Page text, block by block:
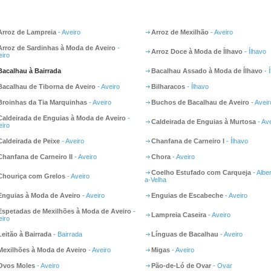
de Lampreia - Aveiro Arroz de Mexilhão - Aveiro
de Sardinhas à Moda de Aveiro -
Arroz Doce à Moda de Ílhavo - Ílhavo
à Bairrada Bacalhau Assado à Moda de Ílhavo -
de Tiborna de Aveiro - Aveiro Bilharacos - Ílhavo
da Tia Marquinhas - Aveiro Buchos de Bacalhau de Aveiro -
de Enguias à Moda de Aveiro -
Caldeirada de Enguias à Murtosa -
de Peixe - Aveiro Chanfana de Carneiro I - Ílhavo
de Carneiro II - Aveiro Chora - Aveiro
com Grelos - Aveiro Coelho Estufado com Carqueja -
a-Velha
à Moda de Aveiro - Aveiro Enguias de Escabeche - Aveiro
de Mexilhões à Moda de Aveiro -
Lampreia Caseira - Aveiro
à Bairrada - Bairrada Línguas de Bacalhau - Aveiro
à Moda de Aveiro - Aveiro Migas - Aveiro
Moles - Aveiro Pão-de-Ló de Ovar - Ovar